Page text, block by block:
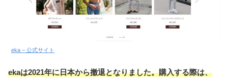
eka – 公式サイト
ekaは2021年に日本から撤退となりました。購入する際は、